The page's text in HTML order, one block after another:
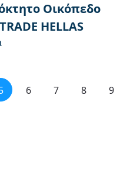
Οικόπεδο
HELLAS
6 7 8 9